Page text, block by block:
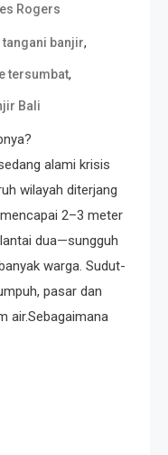
Rogers
tangani banjir,
tersumbat,
Bali
alami krisis
wilayah diterjang
2–3 meter
dua—sungguh
warga. Sudut-
pasar dan
air.Sebagaimana